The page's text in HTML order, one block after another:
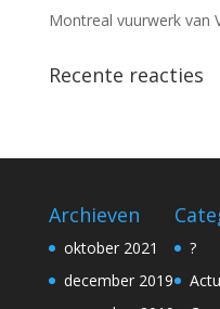
Montreal vuurwerk van
Recente reacties
Archieven
oktober 2021
december 2019
?